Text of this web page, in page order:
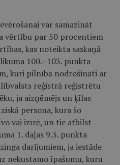
var samazināt
vērtību par 50 procentiem
kas noteikta saskaņā
100.–103. punkta
kuri pilnībā nodrošināti ar
reģistrā reģistrētu
ja aizņēmējs un ķīlas
persona, kura šo
vai izīrē, un tie atbilst
1. daļas 9.3. punkta
darījumiem, ja iestāde
nekustamo īpašumu, kuru